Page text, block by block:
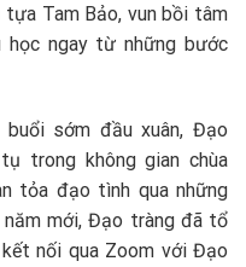
Tam Bảo, vun bồi tâm
học ngay từ những bước
sớm đầu xuân, Đạo
trong không gian chùa
tỏa đạo tình qua những
năm mới, Đạo tràng đã tổ
nối qua Zoom với Đạo